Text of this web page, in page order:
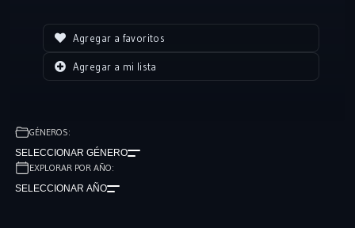
Agregar a favoritos
Agregar a mi lista
GÉNEROS:
SELECCIONAR GÉNERO
EXPLORAR POR AÑO:
SELECCIONAR AÑO